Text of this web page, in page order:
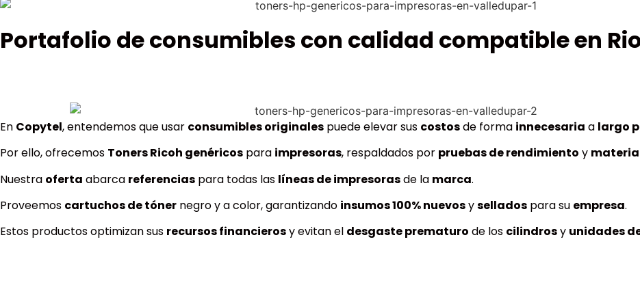
Portafolio de consumibles con calidad compatible en
En Copytel, entendemos que usar consumibles originales puede elevar sus costosde forma innecesaria a largo
Por ello, ofrecemos Toners Ricoh genéricos para impresoras, respaldados por pruebas de rendimiento y
Nuestra oferta abarca referencias para todas las líneas de impresorasde la marca.
Proveemos cartuchos de tóner negro y a color, garantizando insumos 100% nuevosysellados para su empresa.
Estos productos optimizan sus recursos financierosy evitan el desgaste prematuro de los cilindrosy unidades